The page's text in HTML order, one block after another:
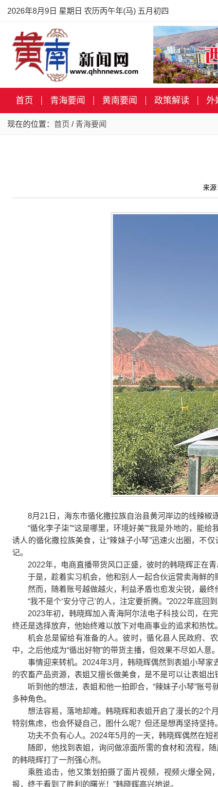
2026年8月9日 星期日 农历丙午年(马) 五月初四
首页 青海要闻 黄南要闻 政策解读 外
现在的位置： 首页 / 青海要闻
来
8月21日，海东市循化撒拉族自治县黄河岸边的线辣椒
“循化李子柒”“这是哪里，环境好美”“我是外地的，能
诱人的循化撒拉族美食，让“辣妹子小琴”迅速火出圈，不
记。
2022年，电商直播带货风口正盛，彼时的韩晓辉正在
于是，趁着实习机会，他和别人一起合伙运营卖海鲜
然而，随着账号越做越火，利益矛盾也愈发尖锐，最
“我不是个‘安分守己’的人，注定要折腾。”2022年底
2023年初，韩晓辉加入青海阿尔法电子科技公司，在
终还是选择放弃，他始终难以放下对电商事业的追求和热忱
机会总是留给有准备的人。彼时，循化县人民政府、
中，之后他成为“循出好物”的带货主播，但效果不尽如人意
事情迎来转机。2024年3月，韩晓辉偶然到表姐小琴
的农畜产品资源，表姐又擅长做美食，是不是可以让表姐出
听到他的想法，表姐和他一拍即合，“辣妹子小琴”账
多种角色。
想法容易，落地却难。韩晓辉和表姐开启了漫长的2个
特别焦虑，也会怀疑自己，图什么呢？但还是想再坚持坚持
功夫不负有心人。2024年5月的一天，韩晓辉偶然在短
随即，他找到表姐，询问做凉面所需的食材和流程，
的韩晓辉打了一剂强心剂。
乘胜追击，他又策划拍摄了面片视频，视频火爆全网
报，终于看到了胜利的曙光！”韩晓辉高兴地说。